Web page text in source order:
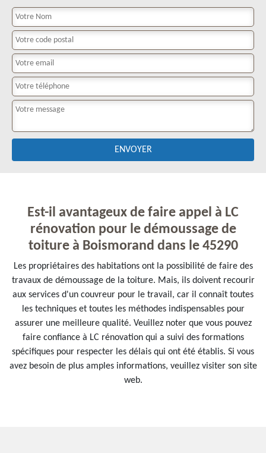
Est-il avantageux de faire appel à LC
rénovation pour le démoussage de
toiture à Boismorand dans le 45290
Les propriétaires des habitations ont la possibilité de faire des
travaux de démoussage de la toiture. Mais, ils doivent recourir
aux services d'un couvreur pour le travail, car il connaît toutes
les techniques et toutes les méthodes indispensables pour
assurer une meilleure qualité. Veuillez noter que vous pouvez
faire confiance à LC rénovation qui a suivi des formations
spécifiques pour respecter les délais qui ont été établis. Si vous
avez besoin de plus amples informations, veuillez visiter son site
web.